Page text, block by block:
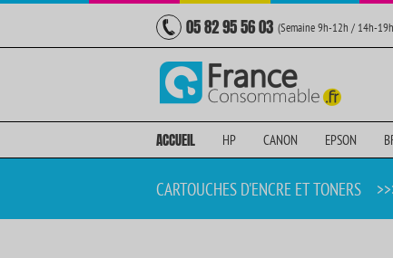
05 82 95 56 03 (Semaine 9h-12h / 14h-
ACCUEIL HP CANON EPSON
CARTOUCHES D'ENCRE ET TONERS